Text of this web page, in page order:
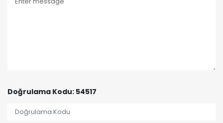
Doğrulama Kodu: 54517